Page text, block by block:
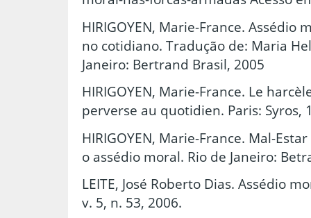
HIRIGOYEN, Marie-France. Assédio
no cotidiano. Tradução de: Maria
Janeiro: Bertrand Brasil, 2005
HIRIGOYEN, Marie-France. Le
perverse au quotidien. Paris: Syros,
HIRIGOYEN, Marie-France. Mal-
o assédio moral. Rio de Janeiro:
LEITE, José Roberto Dias. Assédio
v. 5, n. 53, 2006.